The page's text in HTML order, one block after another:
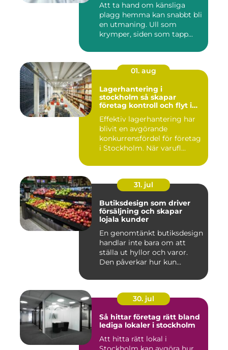
Att ta hand om känsliga
plagg hemma kan snabbt bli
en utmaning. Ull som
krymper, siden som tapp...
01. aug
Lagerhantering i
stockholm så skapar
företag kontroll och flyt i
Effektiv lagerhantering har
blivit en avgörande
konkurrensfördel för företag
i Stockholm. När varufl...
31. jul
Butiksdesign som driver
försäljning och skapar
lojala kunder
En genomtänkt butiksdesign
handlar inte bara om att
ställa ut hyllor och varor.
Den påverkar hur kun...
30. jul
Så hittar företag rätt bland
lediga lokaler i stockholm
Att hitta rätt lokal i